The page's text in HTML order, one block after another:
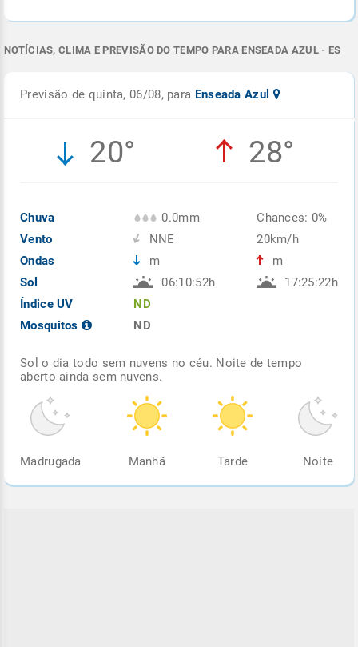
NOTÍCIAS, CLIMA E PREVISÃO DO TEMPO PARA ENSEADA AZUL - ES
Previsão de quinta, 06/08, para Enseada Azul
20° 28°
Chuva
Vento
Ondas
Sol
Índice UV
Mosquitos
0.0mm
NNE
m
06:10:52h
ND
ND
Chances: 0%
20km/h
m
17:25:22h
Sol o dia todo sem nuvens no céu. Noite de tempo
aberto ainda sem nuvens.
Madrugada Manhã Tarde Noite